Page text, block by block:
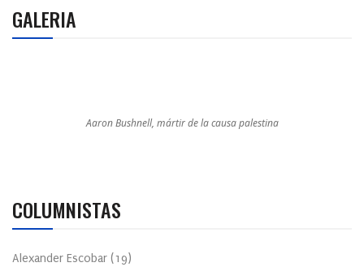
GALERIA
Aaron Bushnell, mártir de la causa palestina
COLUMNISTAS
Alexander Escobar (19)